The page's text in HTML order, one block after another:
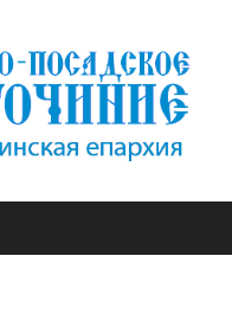
ПАВЛОВО-
ПОСАДСКОЕ